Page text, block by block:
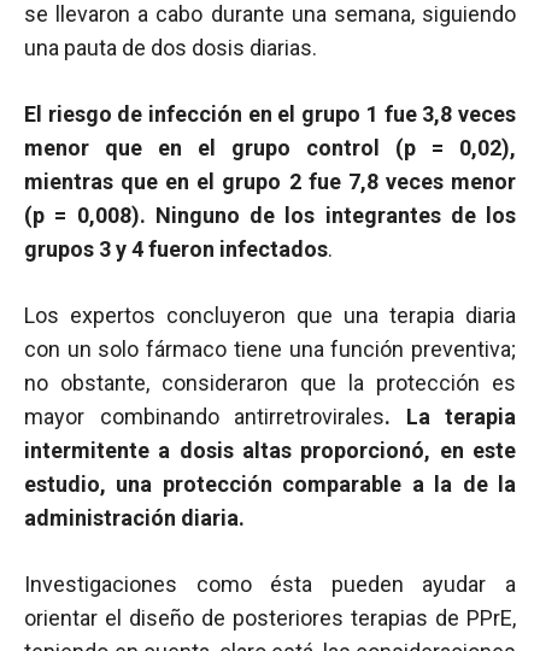
se llevaron a cabo durante una semana, siguiendo
una pauta de dos dosis diarias.
El riesgo de infección en el grupo 1 fue 3,8 veces
menor que en el grupo control (p = 0,02),
mientras que en el grupo 2 fue 7,8 veces menor
(p = 0,008). Ninguno de los integrantes de los
grupos 3 y 4 fueron infectados.
Los expertos concluyeron que una terapia diaria
con un solo fármaco tiene una función preventiva;
no obstante, consideraron que la protección es
mayor combinando antirretrovirales. La terapia
intermitente a dosis altas proporcionó, en este
estudio, una protección comparable a la de la
administración diaria.
Investigaciones como ésta pueden ayudar a
orientar el diseño de posteriores terapias de PPrE,